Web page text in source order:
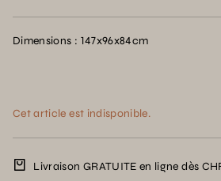
Dimensions : 147x96x84cm
Cet article est indisponible.
Livraison GRATUITE en ligne dès